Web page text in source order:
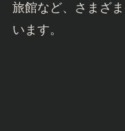
旅館など、さまざ
います。